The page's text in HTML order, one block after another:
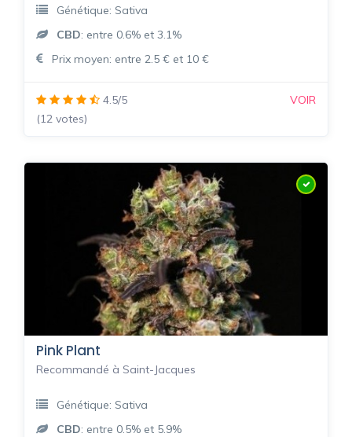
Génétique: Sativa
CBD: entre 0.6% et 3.1%
Prix moyen: entre 2.5 € et 10 €
4.5/5
(12 votes)
VOIR
Pink Plant
Recommandé à Saint-Jacques
Génétique: Sativa
CBD: entre 0.5% et 5.9%